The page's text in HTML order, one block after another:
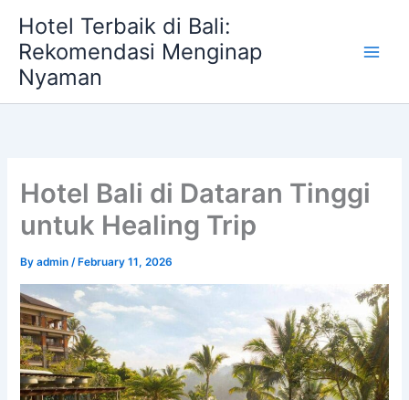
content
Hotel Terbaik di Bali:
Rekomendasi Menginap
Nyaman
Hotel Bali di Dataran Tinggi
untuk Healing Trip
Byadmin/ February 11, 2026